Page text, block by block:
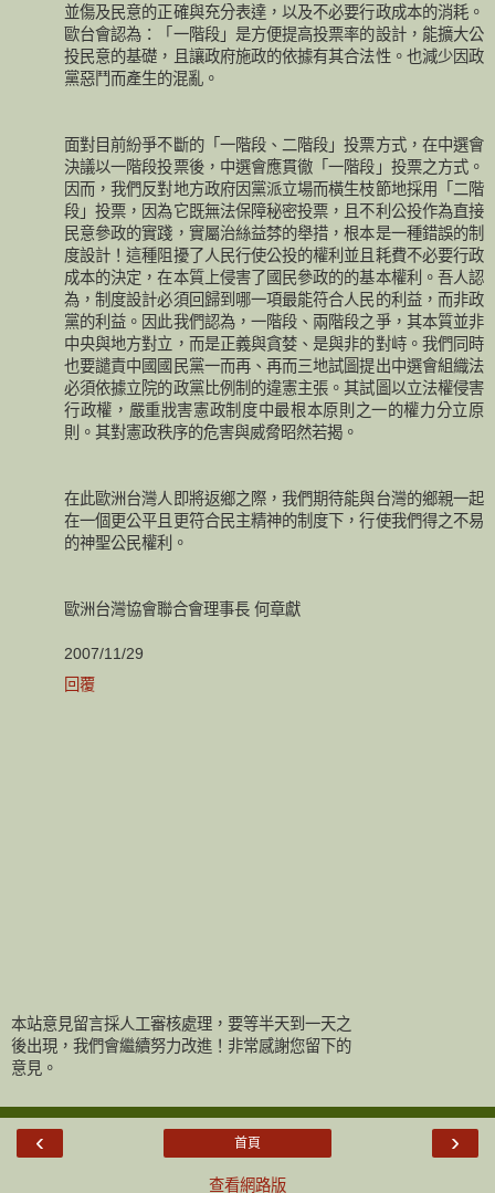
並傷及民意的正確與充分表達，以及不必要行政成本的消耗。
歐台會認為：「一階段」是方便提高投票率的設計，能擴大公
投民意的基礎，且讓政府施政的依據有其合法性。也減少因政
黨惡鬥而產生的混亂。
面對目前紛爭不斷的「一階段、二階段」投票方式，在中選會
決議以一階段投票後，中選會應貫徹「一階段」投票之方式。
因而，我們反對地方政府因黨派立場而橫生枝節地採用「二階
段」投票，因為它既無法保障秘密投票，且不利公投作為直接
民意參政的實踐，實屬治絲益棼的舉措，根本是一種錯誤的制
度設計！這種阻擾了人民行使公投的權利並且耗費不必要行政
成本的決定，在本質上侵害了國民參政的的基本權利。吾人認
為，制度設計必須回歸到哪一項最能符合人民的利益，而非政
黨的利益。因此我們認為，一階段、兩階段之爭，其本質並非
中央與地方對立，而是正義與貪婪、是與非的對峙。我們同時
也要譴責中國國民黨一而再、再而三地試圖提出中選會組織法
必須依據立院的政黨比例制的違憲主張。其試圖以立法權侵害
行政權，嚴重戕害憲政制度中最根本原則之一的權力分立原
則。其對憲政秩序的危害與威脅昭然若揭。
在此歐洲台灣人即將返鄉之際，我們期待能與台灣的鄉親一起
在一個更公平且更符合民主精神的制度下，行使我們得之不易
的神聖公民權利。
歐洲台灣協會聯合會理事長 何章獻
2007/11/29
回覆
本站意見留言採人工審核處理，要等半天到一天之
後出現，我們會繼續努力改進！非常感謝您留下的
意見。
‹ ›
首頁
查看網路版